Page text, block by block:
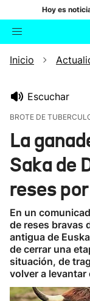
Hoy es
Buscador
Inicio
Escuchar
BROTE DE
La
Saka de
reses
En un
de reses bravas
antigua de
de cerrar una
situación, de
volver a levantar